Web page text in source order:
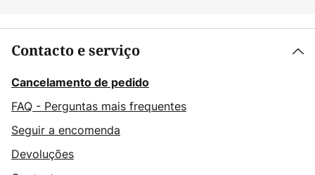
Contacto e serviço
Cancelamento de pedido
FAQ - Perguntas mais frequentes
Seguir a encomenda
Devoluções